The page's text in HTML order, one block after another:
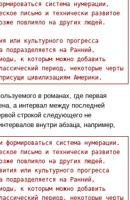
система нумерации,
письмо и технически развитое
повлияло на других людей.
или культурного прогресса
подразделяется на Ранний,
к которым можно добавить
период, некоторые черты
в романах, где первая
а интервал между последней
строкой следующего не
внутри абзаца, например,
формироваться система нумерации,
письмо и технически развитое
повлияло на других людей.
или культурного прогресса
подразделяется на Ранний,
к которым можно добавить
период, некоторые черты